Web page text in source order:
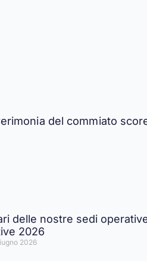
delle nostre sedi
2026
2026